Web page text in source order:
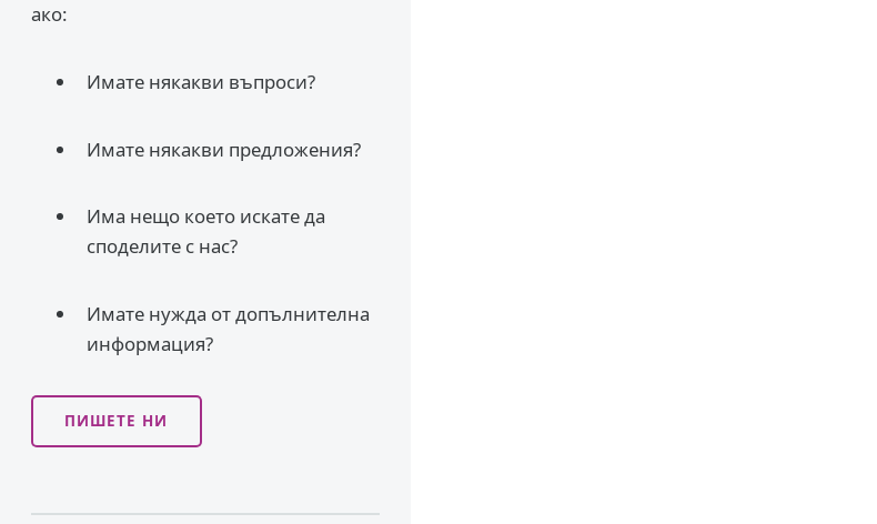
ако:
Имате някакви въпроси?
Имате някакви предложения?
Има нещо което искате да
споделите с нас?
Имате нужда от допълнителна
информация?
ПИШЕТЕ НИ